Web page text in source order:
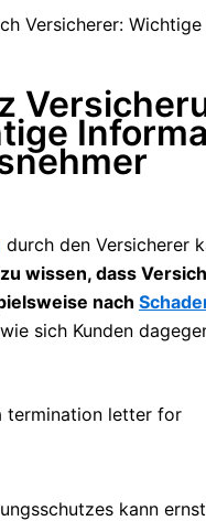
Versicherer:
durch den Versicherer
wissen, dass
nach
sich Kunden
kann